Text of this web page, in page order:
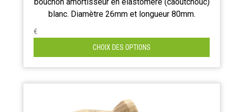
bouchon amortisseur en élastomère (caoutchouc)
blanc. Diamètre 26mm et longueur 80mm.
€
CHOIX DES OPTIONS